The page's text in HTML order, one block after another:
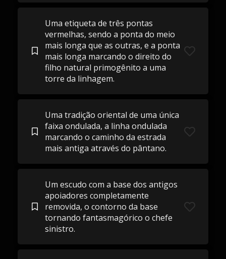
Uma etiqueta de três pontas
vermelhas, sendo a ponta do meio
mais longa que as outras, e a ponta
mais longa marcando o direito do
filho natural primogênito a uma
torre da linhagem.
Uma tradição oriental de uma única
faixa ondulada, a linha ondulada
marcando o caminho da estrada
mais antiga através do pântano.
Um escudo com a base dos antigos
apoiadores completamente
removida, o contorno da base
tornando fantasmagórico o chefe
sinistro.